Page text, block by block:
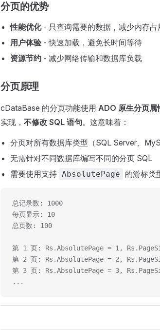
分页的优势
性能优化- 只查询需要的数据，减少内存占
用户体验 - 快速加载，避免长时间等待
资源节约 - 减少网络传输和数据库负载
分页原理
cDataBase 的分页功能使用 ADO 原生分页属
实现， 不修改 SQL 语句。这意味着：
分页对所有数据库类型（SQL Server、
无需针对不同数据库编写不同的分页 SQL
需要使用支持 AbsolutePage 的游标类
总记录数: 1000
每页显示: 10
总页数: 100
第 1 页: Rs.AbsolutePage = 1,
第 2 页: Rs.AbsolutePage = 2,
第 3 页: Rs.AbsolutePage = 3,
...